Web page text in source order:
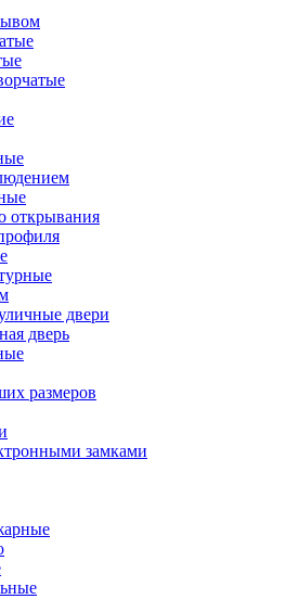
открывания
двери
дверь
размеров
замками